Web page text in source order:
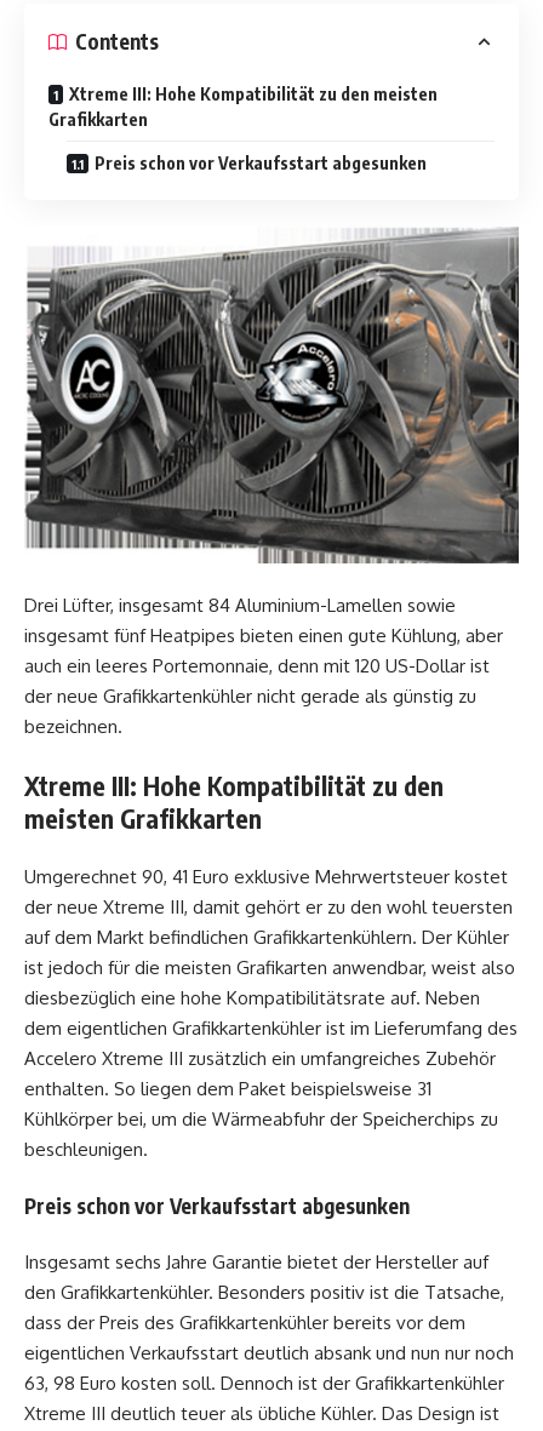
Contents
Xtreme III: Hohe Kompatibilität zu den meisten
Grafikkarten
Preis schon vor Verkaufsstart abgesunken
Drei Lüfter, insgesamt 84 Aluminium-Lamellen sowie
insgesamt fünf Heatpipes bieten einen gute Kühlung, aber
auch ein leeres Portemonnaie, denn mit 120 US-Dollar ist
der neue Grafikkartenkühler nicht gerade als günstig zu
bezeichnen.
Xtreme III: Hohe Kompatibilität zu den
meisten Grafikkarten
Umgerechnet 90, 41 Euro exklusive Mehrwertsteuer kostet
der neue Xtreme III, damit gehört er zu den wohl teuersten
auf dem Markt befindlichen Grafikkartenkühlern. Der Kühler
ist jedoch für die meisten Grafikarten anwendbar, weist also
diesbezüglich eine hohe Kompatibilitätsrate auf. Neben
dem eigentlichen Grafikkartenkühler ist im Lieferumfang des
Accelero Xtreme III zusätzlich ein umfangreiches Zubehör
enthalten. So liegen dem Paket beispielsweise 31
Kühlkörper bei, um die Wärmeabfuhr der Speicherchips zu
beschleunigen.
Preis schon vor Verkaufsstart abgesunken
Insgesamt sechs Jahre Garantie bietet der Hersteller auf
den Grafikkartenkühler. Besonders positiv ist die Tatsache,
dass der Preis des Grafikkartenkühler bereits vor dem
eigentlichen Verkaufsstart deutlich absank und nun nur noch
63, 98 Euro kosten soll. Dennoch ist der Grafikkartenkühler
Xtreme III deutlich teuer als übliche Kühler. Das Design ist